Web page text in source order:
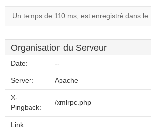
Un temps de 110 ms, est enregistré dans le
Organisation du Serveur
Date: --
Server: Apache
X-
Pingback:
/xmlrpc.php
Link: